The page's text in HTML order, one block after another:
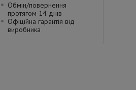
Обмін/повернення
протягом 14 днів
Офіційна гарантія від
виробника